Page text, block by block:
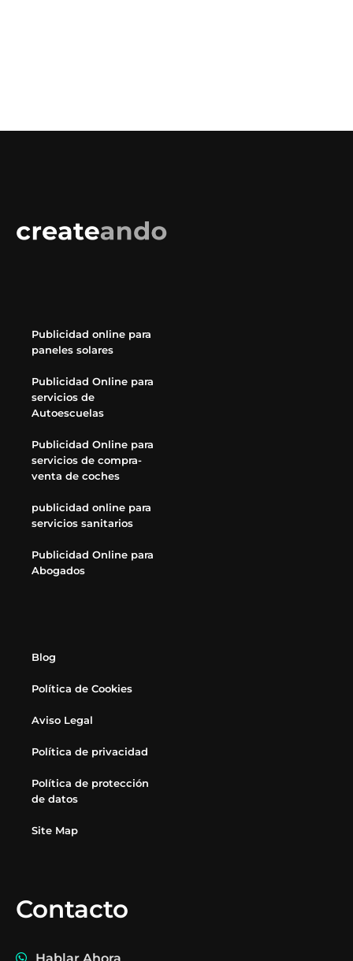
Publicidad online para
paneles solares
Publicidad Online para
servicios de
Autoescuelas
Publicidad Online para
servicios de compra-
venta de coches
publicidad online para
servicios sanitarios
Publicidad Online para
Abogados
Blog
Política de Cookies
Aviso Legal
Política de privacidad
Política de protección
de datos
Site Map
Contacto